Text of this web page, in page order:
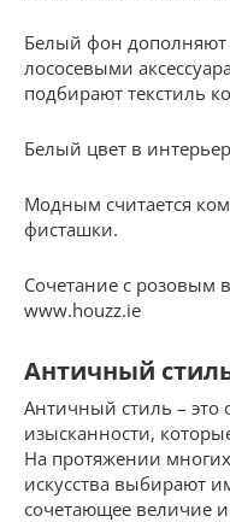
Белый фон
лососевыми
подбирают текстиль
Белый цвет в
Модным считается
фисташки.
Сочетание с розовым
www.houzz.ie
Античный
Античный стиль – это
изысканности,
На протяжении
искусства выбирают
сочетающее величие